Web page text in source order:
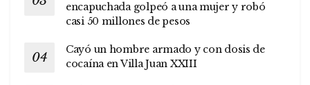
encapuchada golpeó a una mujer y robó
casi 50 millones de pesos
Cayó un hombre armado y con dosis de
cocaína en Villa Juan XXIII